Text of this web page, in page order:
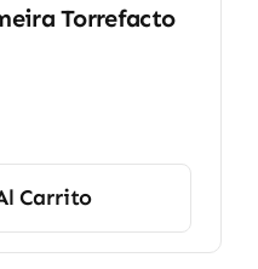
Torrefacto
Carrito